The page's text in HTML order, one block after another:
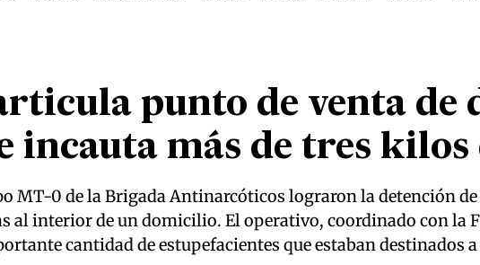
punto de venta de
incauta más de tres kilos
MT-0 de la Brigada Antinarcóticos lograron la detención
al interior de un domicilio. El operativo, coordinado con la
cantidad de estupefacientes que estaban destinados